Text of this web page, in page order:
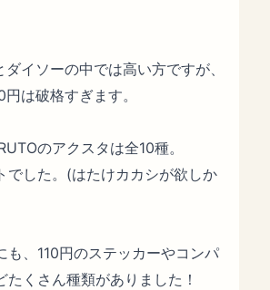
イソーの中では高い方ですが、
は破格すぎます。
のアクスタは全10種。
でした。(はたけカカシが欲しか
も、110円のステッカーやコンパ
たくさん種類がありました！